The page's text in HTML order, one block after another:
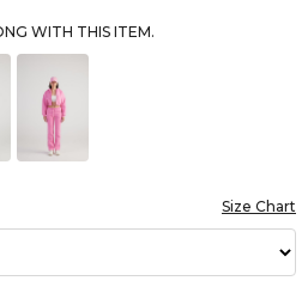
WITH THIS ITEM.
Size Chart